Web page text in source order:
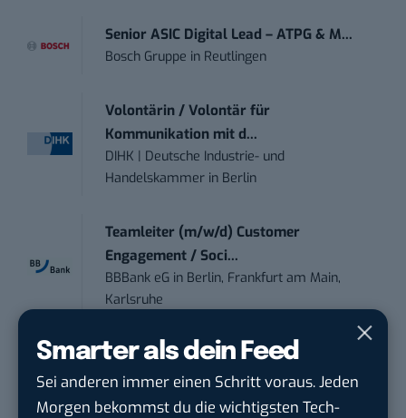
Smarter als dein Feed
Sei anderen immer einen Schritt voraus. Jeden
Morgen bekommst du die wichtigsten Tech-
Senior ASIC Digital Lead – ATPG & M...
Bosch Gruppe in Reutlingen
Volontärin / Volontär für
Kommunikation mit d...
DIHK | Deutsche Industrie- und
Handelskammer in Berlin
Teamleiter (m/w/d) Customer
Engagement / Soci...
BBBank eG in Berlin, Frankfurt am Main,
Karlsruhe
Content Manager (m/w/g) mit
Schwerpunkt Socia...
LEUCHTTURM1917 Geesthacht